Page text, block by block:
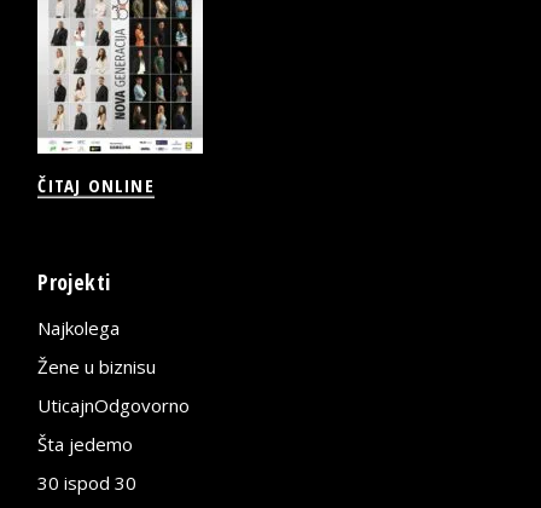
ČITAJ ONLINE
Projekti
Najkolega
Žene u biznisu
UticajnOdgovorno
Šta jedemo
30 ispod 30